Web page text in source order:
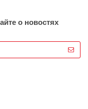
о новостях